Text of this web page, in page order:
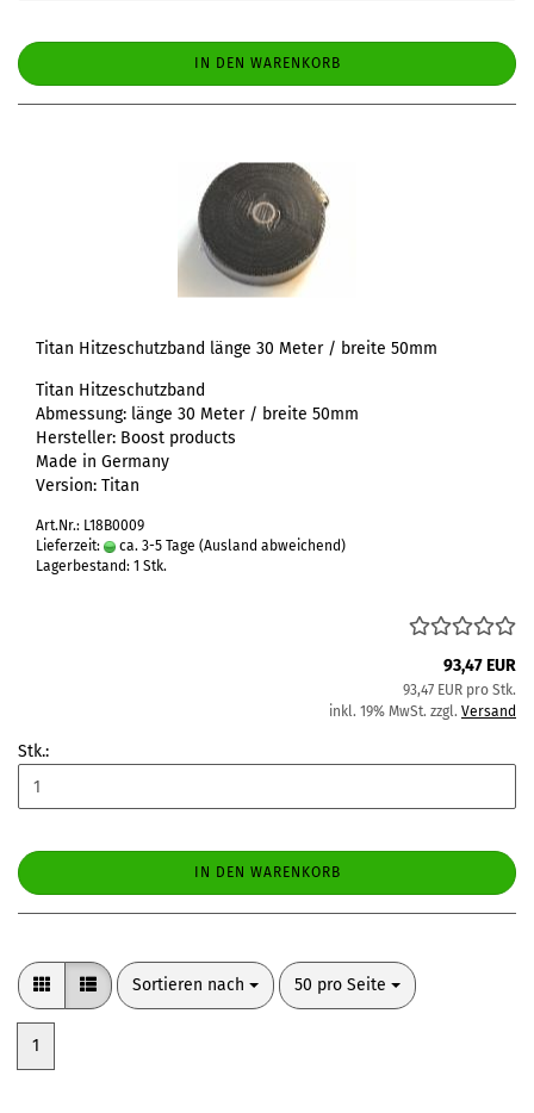
IN DEN WARENKORB
Titan Hitzeschutzband länge 30 Meter / breite 50mm
Titan Hitzeschutzband
Abmessung: länge 30 Meter / breite 50mm
Hersteller: Boost products
Made in Germany
Version: Titan
Art.Nr.: L18B0009
Lieferzeit:
ca. 3-5 Tage (Ausland abweichend)
Lagerbestand: 1 Stk.
93,47 EUR
93,47 EUR pro Stk.
inkl. 19% MwSt. zzgl. Versand
Stk.:
IN DEN WARENKORB
Sortieren nach
Sortieren nach 50 pro Seite
pro Seite
1